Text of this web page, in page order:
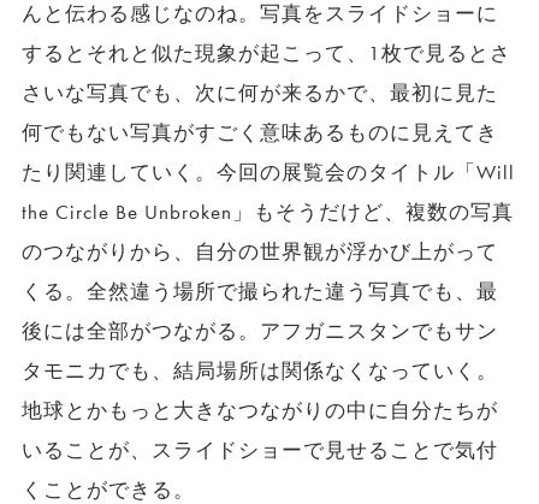
んと伝わる感じなのね。写真をスライドショーに
するとそれと似た現象が起こって、1枚で見るとさ
さいな写真でも、次に何が来るかで、最初に見た
何でもない写真がすごく意味あるものに見えてき
たり関連していく。今回の展覧会のタイトル「Will
the Circle Be Unbroken」もそうだけど、複数の写真
のつながりから、自分の世界観が浮かび上がって
くる。全然違う場所で撮られた違う写真でも、最
後には全部がつながる。アフガニスタンでもサン
タモニカでも、結局場所は関係なくなっていく。
地球とかもっと大きなつながりの中に自分たちが
いることが、スライドショーで見せることで気付
くことができる。